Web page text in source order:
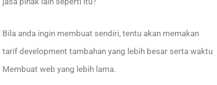
Bila anda ingin membuat sendiri, tentu akan memakan
tarif development tambahan yang lebih besar serta waktu
Membuat web yang lebih lama.